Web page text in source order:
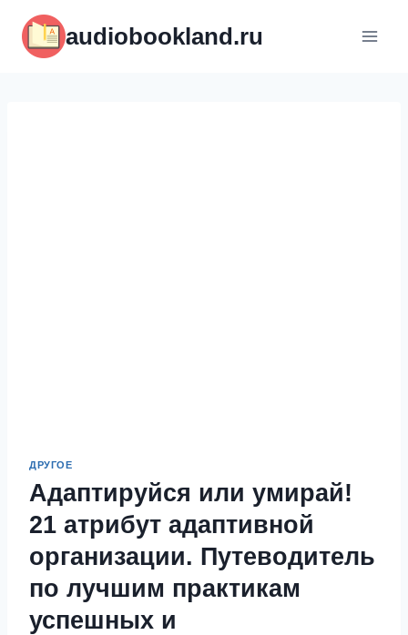
содержимому
audiobookland.ru
ДРУГОЕ
Адаптируйся или умирай!
21 атрибут адаптивной
организации. Путеводитель
по лучшим практикам
успешных и